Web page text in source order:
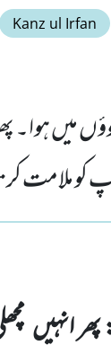
Kanz ul Irfan
ہوؤں میں
کو ملامت
انہیں